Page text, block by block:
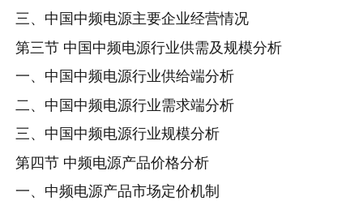
三、中国中频电源主要企业经营情况
第三节 中国中频电源行业供需及规模分析
一、中国中频电源行业供给端分析
二、中国中频电源行业需求端分析
三、中国中频电源行业规模分析
第四节 中频电源产品价格分析
一、中频电源产品市场定价机制